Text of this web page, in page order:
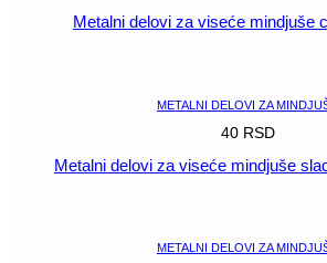
Metalni delovi za viseće mindjuše
METALNI DELOVI ZA
40 RSD
Metalni delovi za viseće mindjuše
METALNI DELOVI ZA